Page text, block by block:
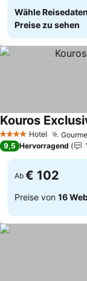
Wähle
Preise zu sehen
4 Sterne Hotel
Kouros
9,5 Hervorragend
Ab € 102
Preise von 16